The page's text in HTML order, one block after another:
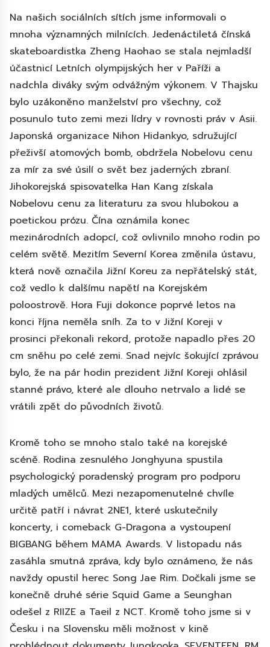
Na našich sociálních sítích jsme informovali o
mnoha významných milnících. Jedenáctiletá čínská
skateboardistka Zheng Haohao se stala nejmladší
účastnicí Letních olympijských her v Paříži a
nadchla diváky svým odvážným výkonem. V Thajsku
bylo uzákoněno manželství pro všechny, což
posunulo tuto zemi mezi lídry v rovnosti práv v Asii.
Japonská organizace Nihon Hidankyo, sdružující
přeživší atomových bomb, obdržela Nobelovu cenu
za mír za své úsilí o svět bez jaderných zbraní.
Jihokorejská spisovatelka Han Kang získala
Nobelovu cenu za literaturu za svou hlubokou a
poetickou prózu. Čína oznámila konec
mezinárodních adopcí, což ovlivnilo mnoho rodin po
celém světě. Mezitím Severní Korea změnila ústavu,
která nově označila Jižní Koreu za nepřátelský stát,
což vedlo k dalšímu napětí na Korejském
poloostrově. Hora Fuji dokonce poprvé letos na
konci října neměla sníh. Za to v Jižní Koreji v
prosinci překonali rekord, protože napadlo přes 20
cm sněhu po celé zemi. Snad nejvíc šokující zprávou
bylo, že na pár hodin prezident Jižní Koreji ohlásil
stanné právo, které ale dlouho netrvalo a lidé se
vrátili zpět do původních životů.
Kromě toho se mnoho stalo také na korejské
scéně. Rodina zesnulého Jonghyuna spustila
psychologický poradenský program pro podporu
mladých umělců. Mezi nezapomenutelné chvíle
určitě patří i návrat 2NE1, které uskutečnily
koncerty, i comeback G-Dragona a vystoupení
BIGBANG během MAMA Awards. V listopadu nás
zasáhla smutná zpráva, kdy bylo oznámeno, že nás
navždy opustil herec Song Jae Rim. Dočkali jsme se
konečně druhé série Squid Game a Seunghan
odešel z RIIZE a Taeil z NCT. Kromě toho jsme si v
Česku i na Slovensku měli možnost v kině